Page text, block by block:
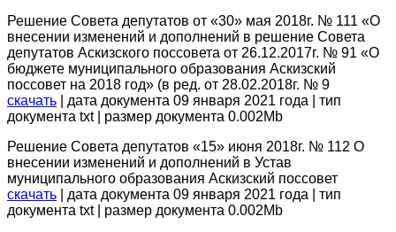
Решение Совета депутатов от «30» мая 2018г. № 111 «О
внесении изменений и дополнений в решение Совета
депутатов Аскизского поссовета от 26.12.2017г. № 91 «О
бюджете муниципального образования Аскизский
поссовет на 2018 год» (в ред. от 28.02.2018г. № 9
скачать | дата документа 09 января 2021 года | тип
документа txt | размер документа 0.002Mb
Решение Совета депутатов «15» июня 2018г. № 112 О
внесении изменений и дополнений в Устав
муниципального образования Аскизский поссовет
скачать | дата документа 09 января 2021 года | тип
документа txt | размер документа 0.002Mb